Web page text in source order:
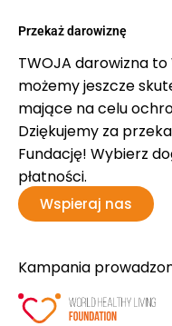
Przekaż darowiznę
TWOJA darowizna to
możemy jeszcze
mające na celu
Dziękujemy za
Fundację! Wybierz
płatności.
Wspieraj nas
Kampania